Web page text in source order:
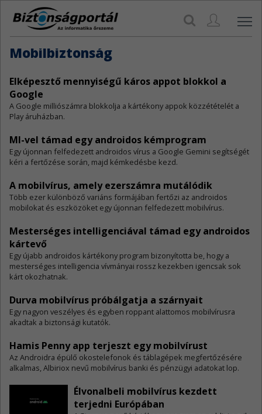
Mobilbiztonság
Elképesztő mennyiségű káros appot blokkol a
Google
​A Google milliószámra blokkolja a kártékony appok közzétételét a
Play áruházban.
MI-vel támad egy androidos kémprogram
​Egy újonnan felfedezett androidos vírus a Google Gemini segítségét
kéri a fertőzése során, majd kémkedésbe kezd.
A mobilvírus, amely ezerszámra mutálódik
​Több ezer különböző variáns formájában fertőzi az androidos
mobilokat és eszközöket egy újonnan felfedezett mobilvírus.
Mesterséges intelligenciával támad egy androidos
kártevő
​Egy újabb androidos kártékony program bizonyította be, hogy a
mesterséges intelligencia vívmányai rossz kezekben igencsak sok
kárt okozhatnak.
Durva mobilvírus próbálgatja a szárnyait
Egy nagyon veszélyes és egyben roppant alattomos mobilvírusra
akadtak a biztonsági kutatók.
Hamis Penny app terjeszt egy mobilvírust
Az Androidra épülő okostelefonok és táblagépek megfertőzésére
alkalmas, Albiriox nevű mobilvírus banki és pénzügyi adatokat lop.
Élvonalbeli mobilvírus kezdett
terjedni Európában